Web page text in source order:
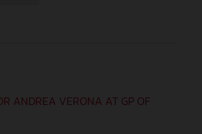
ANDREA VERONA AT GP OF